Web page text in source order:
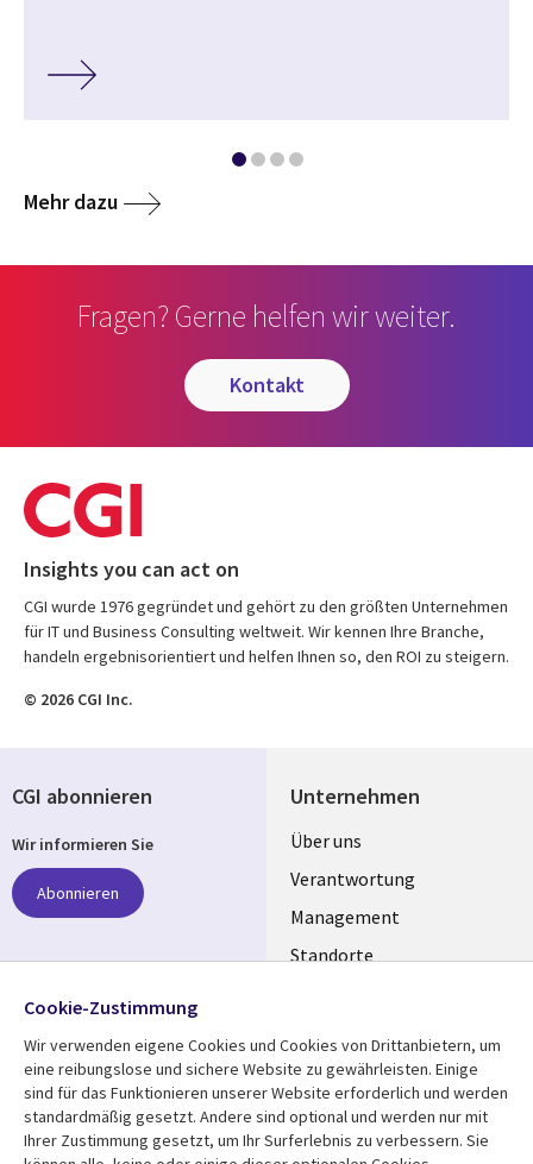
Mehr dazu
Fragen? Gerne helfen wir weiter.
kontakt
Insights you can act on
CGI wurde 1976 gegründet und gehört zu den größten Unternehmen
für IT und Business Consulting weltweit. Wir kennen Ihre Branche,
handeln ergebnisorientiert und helfen Ihnen so, den ROI zu steigern.
© 2026 CGI Inc.
Unternehmen
Useful
links
GERMANY
Über uns
Verantwortung
Management
Standorte
Mediathek Rechtliches
CGI abonnieren
Wir informieren Sie
Abonnieren
Folgen Sie uns
Social
Media
GERMANY
Cookie-Zustimmung
Wir verwenden eigene Cookies und Cookies von Drittanbietern, um
eine reibungslose und sichere Website zu gewährleisten. Einige
sind für das Funktionieren unserer Website erforderlich und werden
standardmäßig gesetzt. Andere sind optional und werden nur mit
Ihrer Zustimmung gesetzt, um Ihr Surferlebnis zu verbessern. Sie